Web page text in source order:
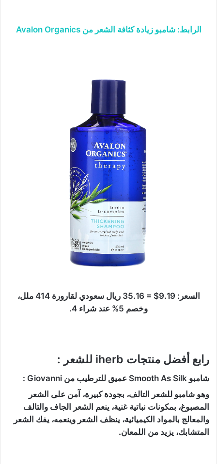
الرابط: شامبو زيادة كثافة الشعر من Avalon Organics
السعر: 9.19$ = 35.16 ريال سعودي لقارورة 414 ملل،
وخصم 5% عند شراء 4.
رابع أفضل منتجات iherb للشعر :
شامبو Smooth As Silk عميق للترطيب من Giovanni :
وهو شامبو للشعر التالف، بجودة كبيرة، آمن على الشعر
المصبوغ، بمكونات نباتية غنية، ينعم الشعر الجاف والتالف
والمعالج بالمواد الكيميائية، ينظف الشعر وينعمه، يفك الشعر
المتشابك، يزيد من اللمعان.